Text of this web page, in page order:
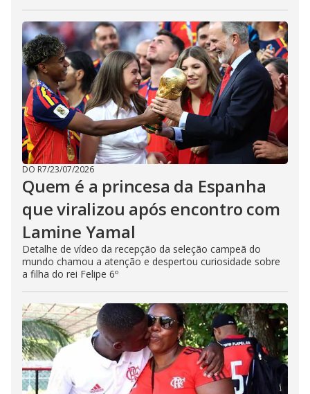
DO R7/23/07/2026
Quem é a princesa da Espanha
que viralizou após encontro com
Lamine Yamal
Detalhe de vídeo da recepção da seleção campeã do
mundo chamou a atenção e despertou curiosidade sobre
a filha do rei Felipe 6º